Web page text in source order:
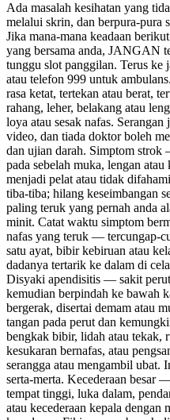
Ada masalah kesihatan yang
melalui skrin, dan berpura-pura
Jika mana-mana keadaan
yang bersama anda, JANGAN
tunggu slot panggilan. Terus ke
atau telefon 999 untuk
rasa ketat, tertekan atau berat,
rahang, leher, belakang atau
loya atau sesak nafas.
video, dan tiada doktor boleh
dan ujian darah. Simptom strok
pada sebelah muka, lengan
menjadi pelat atau tidak
tiba-tiba; hilang keseimbangan
paling teruk yang pernah anda
minit. Catat waktu simptom
nafas yang teruk — tercungap-
satu ayat, bibir kebiruan atau
dadanya tertarik ke dalam di
Disyaki apendisitis — sakit
kemudian berpindah ke bawah
bergerak, disertai demam atau
tangan pada perut dan
bengkak bibir, lidah atau tekak,
kesukaran bernafas, atau
serangga atau mengambil ubat.
serta-merta. Kecederaan besar
tempat tinggi, luka dalam,
atau kecederaan kepala dengan